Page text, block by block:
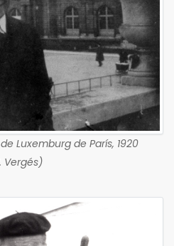
Luxemburg de París, 1920
Vergés)